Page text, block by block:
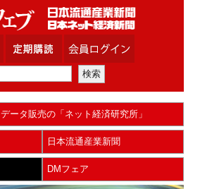
データ販売の「ネット経済研究所」
日本流通産業新聞
DMフェア